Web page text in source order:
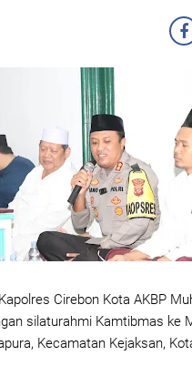
Cirebon Kota AKBP
silaturahmi Kamtibmas ke
Kecamatan Kejaksan,